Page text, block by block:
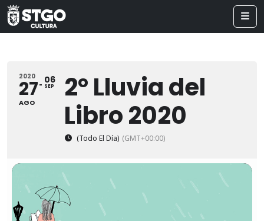
2020
27
AGO
06
SEP
2° Lluvia del
Libro 2020
(Todo El Día) (GMT+00:00)